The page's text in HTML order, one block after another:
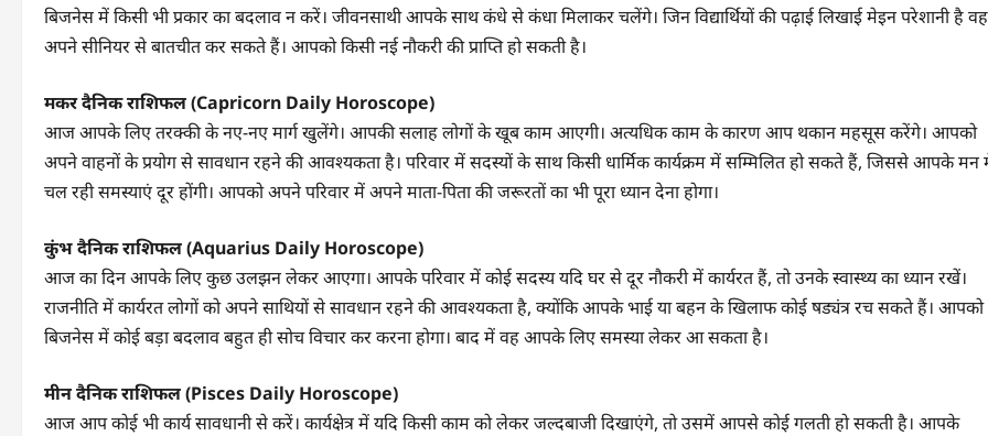
बिजनेस में किसी भी प्रकार का बदलाव न करें। जीवनसाथी आपके साथ कंधे से कंधा मिलाकर चलेंगे। जिन विद्यार्थियों की पढ़ाई लिखाई मेइन परेशानी है वह
अपने सीनियर से बातचीत कर सकते हैं। आपको किसी नई नौकरी की प्राप्ति हो सकती है।
मकर दैनिक राशिफल (Capricorn Daily Horoscope)
आज आपके लिए तरक्की के नए-नए मार्ग खुलेंगे। आपकी सलाह लोगों के खूब काम आएगी। अत्यधिक काम के कारण आप थकान महसूस करेंगे। आपको
अपने वाहनों के प्रयोग से सावधान रहने की आवश्यकता है। परिवार में सदस्यों के साथ किसी धार्मिक कार्यक्रम में सम्मिलित हो सकते हैं, जिससे आपके मन
चल रही समस्याएं दूर होंगी। आपको अपने परिवार में अपने माता-पिता की जरूरतों का भी पूरा ध्यान देना होगा।
कुंभ दैनिक राशिफल (Aquarius Daily Horoscope)
आज का दिन आपके लिए कुछ उलझन लेकर आएगा। आपके परिवार में कोई सदस्य यदि घर से दूर नौकरी में कार्यरत हैं, तो उनके स्वास्थ्य का ध्यान रखें।
राजनीति में कार्यरत लोगों को अपने साथियों से सावधान रहने की आवश्यकता है, क्योंकि आपके भाई या बहन के खिलाफ कोई षड्यंत्र रच सकते हैं। आपको
बिजनेस में कोई बड़ा बदलाव बहुत ही सोच विचार कर करना होगा। बाद में वह आपके लिए समस्या लेकर आ सकता है।
मीन दैनिक राशिफल (Pisces Daily Horoscope)
आज आप कोई भी कार्य सावधानी से करें। कार्यक्षेत्र में यदि किसी काम को लेकर जल्दबाजी दिखाएंगे, तो उसमें आपसे कोई गलती हो सकती है। आपके